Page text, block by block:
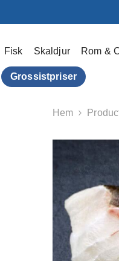
Fisk Skaldjur Rom &
Grossistpriser
Hem